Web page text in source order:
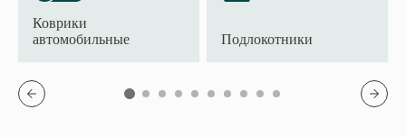
Коврики
автомобильные
Подлокотники